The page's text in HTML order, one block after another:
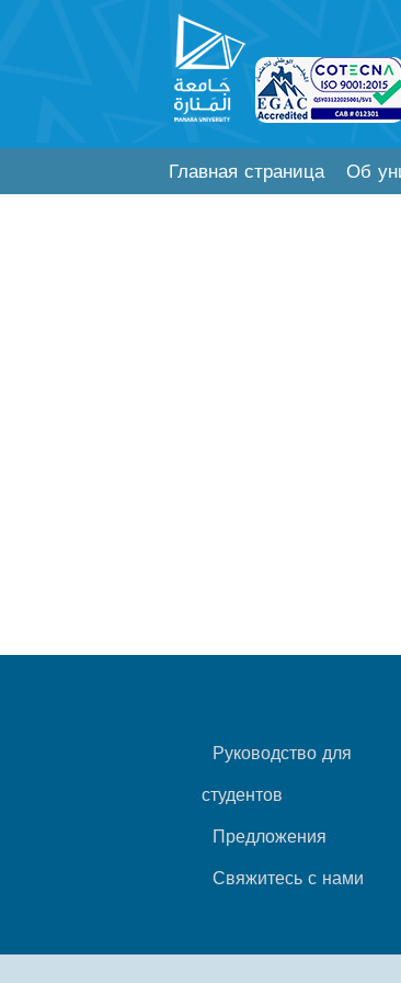
Главная страница Об
Руководство для
студентов
Предложения
Свяжитесь с нами